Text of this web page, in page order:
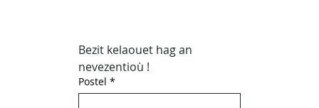
Bezit kelaouet hag an
nevezentioù !
Postel *